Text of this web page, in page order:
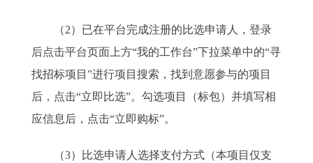
（2）已在平台完成注册的比选申请人，登录
后点击平台页面上方“我的工作台”下拉菜单中的“寻
找招标项目”进行项目搜索，找到意愿参与的项目
后，点击“立即比选”。勾选项目（标包）并填写相
应信息后，点击“立即购标”。
（3）比选申请人选择支付方式（本项目仅支